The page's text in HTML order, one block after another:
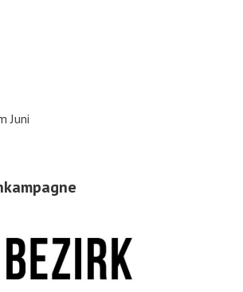
Juni